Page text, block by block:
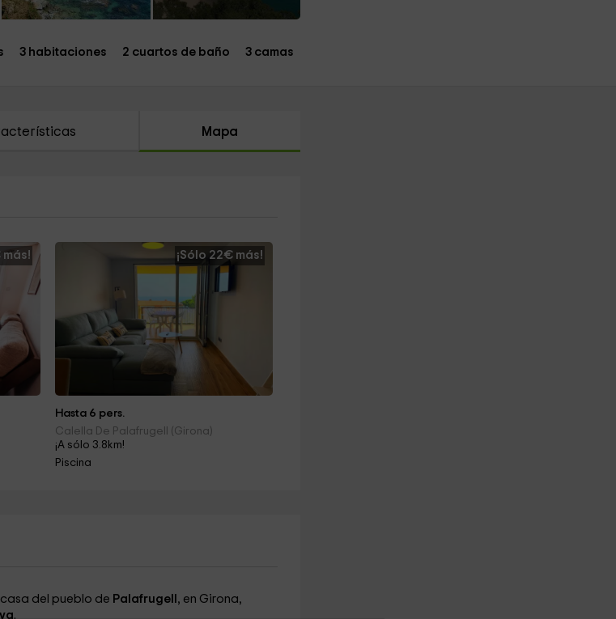
3 habitaciones 2 cuartos de baño 3 camas
Mapa
más! ¡Sólo 22€ más!
Hasta 6 pers.
Calella De Palafrugell (Girona)
¡A sólo 3.8km!
Piscina
del pueblo de Palafrugell , en Girona,
.